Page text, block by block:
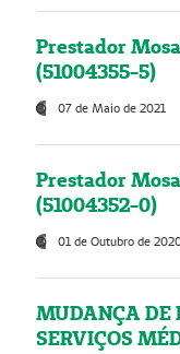
Prestador
(51004355-5)
07 de Maio de 2021
Prestador
(51004352-0)
01 de Outubro de
MUDANÇA DE
SERVIÇOS